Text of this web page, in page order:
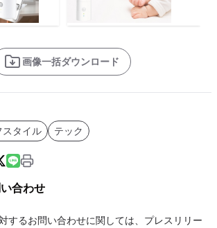
画像一括ダウンロード
スタイル テック
合わせ
するお問い合わせに関しては、プレスリリー